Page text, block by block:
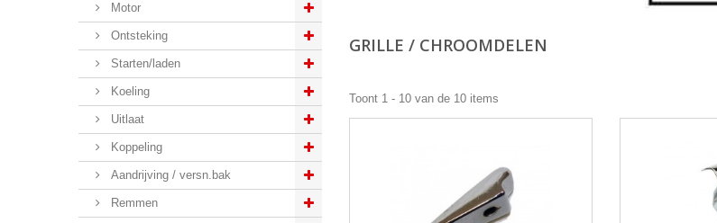
Motor
Ontsteking
Starten/laden
Koeling
Uitlaat
Koppeling
Aandrijving / versn.bak
Remmen
GRILLE / CHROOMDELEN
Toont 1 - 10 van de 10 items